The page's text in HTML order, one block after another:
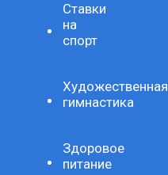
Ставки
на
спорт
Художественная
гимнастика
Здоровое
питание